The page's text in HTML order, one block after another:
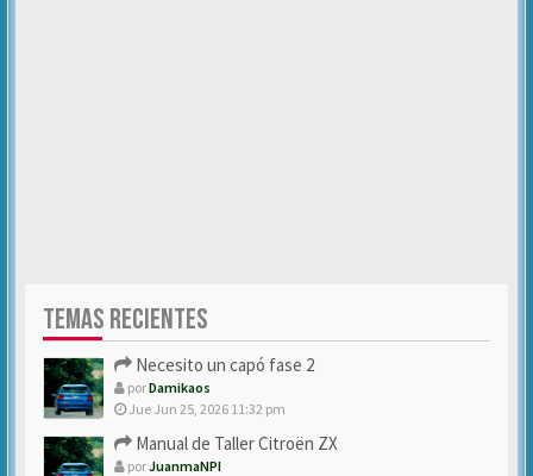
TEMAS RECIENTES
Necesito un capó fase 2
porDamikaos
Jue Jun 25, 2026 11:32 pm
Manual de Taller Citroën ZX
porJuanmaNPI